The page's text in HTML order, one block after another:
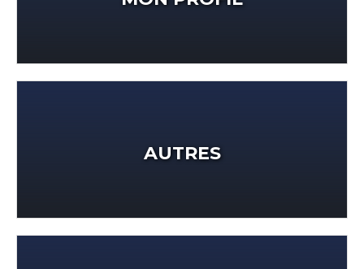
AUTRES